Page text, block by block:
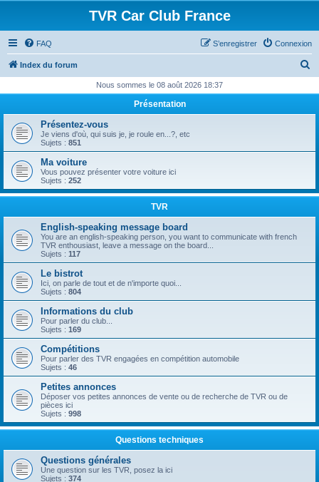
TVR Car Club France
FAQ Connexion
S’enregistrer
Index du forum
h
r
r
Nous sommes le 08 août 2026 18:37
Présentation
Présentez-vous
Je viens d'où, qui suis je, je roule en...?, etc
Sujets : 851
Ma voiture
Vous pouvez présenter votre voiture ici
Sujets : 252
TVR
English-speaking message board
You are an english-speaking person, you want to communicate with french
TVR enthousiast, leave a message on the board...
Sujets : 117
Le bistrot
Ici, on parle de tout et de n'importe quoi...
Sujets : 804
Informations du club
Pour parler du club...
Sujets : 169
Compétitions
Pour parler des TVR engagées en compétition automobile
Sujets : 46
Petites annonces
Déposer vos petites annonces de vente ou de recherche de TVR ou de
pièces ici
Sujets : 998
Questions techniques
Questions générales
Une question sur les TVR, posez la ici
Sujets : 374